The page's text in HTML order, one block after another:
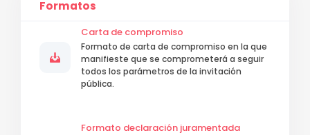
Formatos
Carta de compromiso
Formato de carta de compromiso en la que
manifieste que se comprometerá a seguir
todos los parámetros de la invitación
pública.
Formato declaración juramentada